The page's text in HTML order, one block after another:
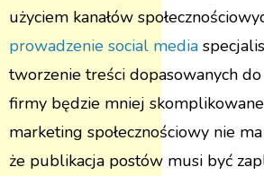
użyciem kanałów
prowadzenie social media
tworzenie treści dopasowanych
firmy będzie mniej
marketing społecznościowy nie
że publikacja postów musi być